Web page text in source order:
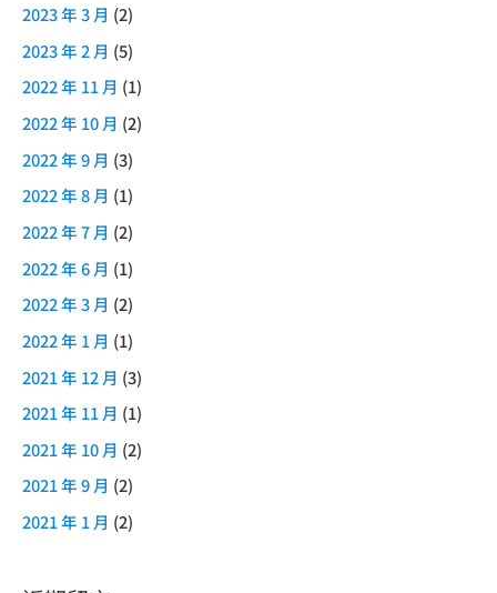
2023 年 3 月 (2)
2023 年 2 月 (5)
2022 年 11 月 (1)
2022 年 10 月 (2)
2022 年 9 月 (3)
2022 年 8 月 (1)
2022 年 7 月 (2)
2022 年 6 月 (1)
2022 年 3 月 (2)
2022 年 1 月 (1)
2021 年 12 月 (3)
2021 年 11 月 (1)
2021 年 10 月 (2)
2021 年 9 月 (2)
2021 年 1 月 (2)